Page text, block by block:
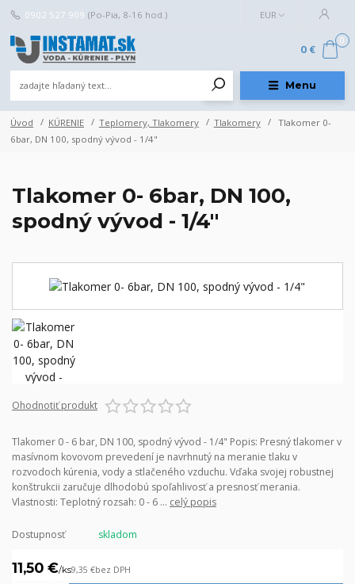
Menu
EUR
0902 527 909 (Po-Pia, 8-16 hod.)
0
0 €
Úvod KÚRENIE Teplomery, Tlakomery Tlakomery
Tlakomer 0-
6bar, DN 100, spodný vývod - 1/4"
Tlakomer 0- 6bar, DN 100,
spodný vývod - 1/4"
Ohodnotiť produkt
Tlakomer 0 - 6 bar, DN 100, spodný vývod - 1/4" Popis: Presný tlakomer v
masívnom kovovom prevedení je navrhnutý na meranie tlaku v
rozvodoch kúrenia, vody a stlačeného vzduchu. Vďaka svojej robustnej
konštrukcii zaručuje dlhodobú spoľahlivosť a presnosť merania.
Vlastnosti: Teplotný rozsah: 0 - 6 ... celý popis
Dostupnosť skladom
11,50 €/ks9,35 €bez DPH